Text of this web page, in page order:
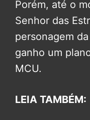
Porém, até o
Senhor das
personagem
ganho um
MCU.
LEIA TAMBÉM: